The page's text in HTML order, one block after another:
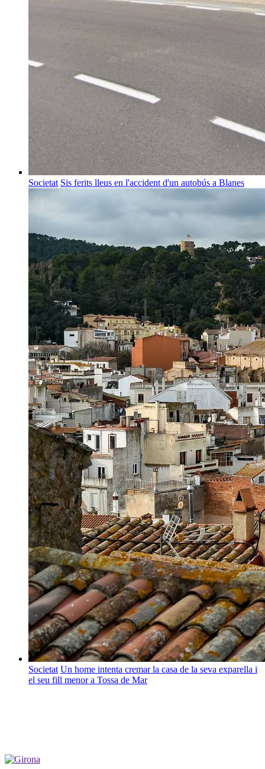
Societat Sis ferits lleus en l'accident d'un autobús a Blanes
Societat Un home intenta cremar la casa de la seva exparella i
el seu fill menor a Tossa de Mar